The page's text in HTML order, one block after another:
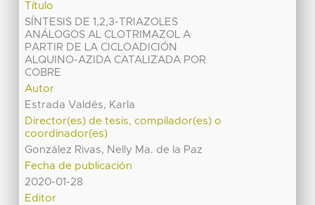
Título
SÍNTESIS DE 1,2,3-TRIAZOLES
ANÁLOGOS AL CLOTRIMAZOL A
PARTIR DE LA CICLOADICIÓN
ALQUINO-AZIDA CATALIZADA POR
COBRE
Autor
Estrada Valdés, Karla
Director(es) de tesis, compilador(es) o
coordinador(es)
González Rivas, Nelly Ma. de la Paz
Fecha de publicación
2020-01-28
Editor